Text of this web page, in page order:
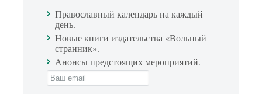
Православный календарь на каждый
день.
Новые книги издательства «Вольный
странник».
Анонсы предстоящих мероприятий.